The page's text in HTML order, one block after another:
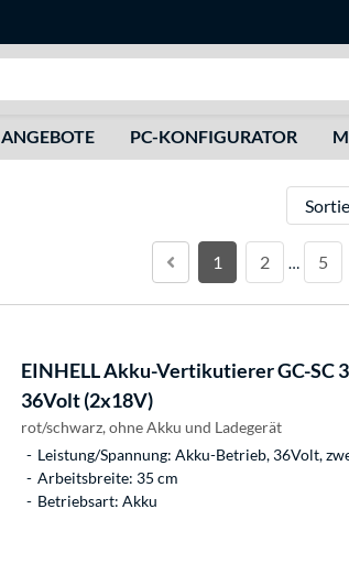
ANGEBOTE PC-KONFIGURATOR
Sortieren
1 2 … 5
EINHELLAkku-Vertikutierer GC-SC
36Volt (2x18V)
rot/schwarz, ohne Akku und Ladegerät
Leistung/Spannung: Akku-Betrieb, 36Volt,
Arbeitsbreite: 35 cm
Betriebsart: Akku